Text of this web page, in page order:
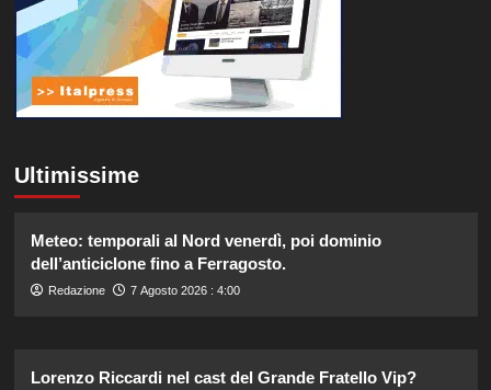
Ultimissime
Meteo: temporali al Nord venerdì, poi dominio
dell’anticiclone fino a Ferragosto.
Redazione 7 Agosto 2026 : 4:00
Lorenzo Riccardi nel cast del Grande Fratello Vip?